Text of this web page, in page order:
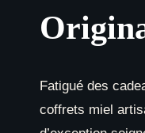
Fatigué des
coffrets miel